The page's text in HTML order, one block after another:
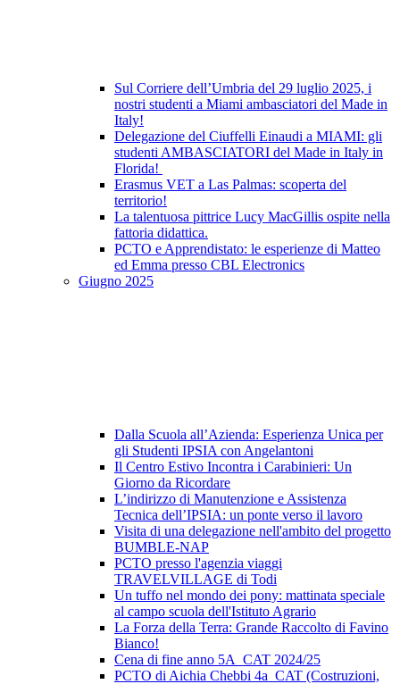
Sul Corriere dell’Umbria del 29 luglio 2025, i
nostri studenti a Miami ambasciatori del Made in
Italy!
Delegazione del Ciuffelli Einaudi a MIAMI: gli
studenti AMBASCIATORI del Made in Italy in
Florida!
Erasmus VET a Las Palmas: scoperta del
territorio!
La talentuosa pittrice Lucy MacGillis ospite nella
fattoria didattica.
PCTO e Apprendistato: le esperienze di Matteo
ed Emma presso CBL Electronics
Giugno 2025
Dalla Scuola all’Azienda: Esperienza Unica per
gli Studenti IPSIA con Angelantoni
Il Centro Estivo Incontra i Carabinieri: Un
Giorno da Ricordare
L’indirizzo di Manutenzione e Assistenza
Tecnica dell’IPSIA: un ponte verso il lavoro
Visita di una delegazione nell'ambito del progetto
BUMBLE-NAP
PCTO presso l'agenzia viaggi
TRAVELVILLAGE di Todi
Un tuffo nel mondo dei pony: mattinata speciale
al campo scuola dell'Istituto Agrario
La Forza della Terra: Grande Raccolto di Favino
Bianco!
Cena di fine anno 5A_CAT 2024/25
PCTO di Aichia Chebbi 4a_CAT (Costruzioni,